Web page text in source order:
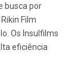
busca por
Film
Os Insulfilms
eficiência